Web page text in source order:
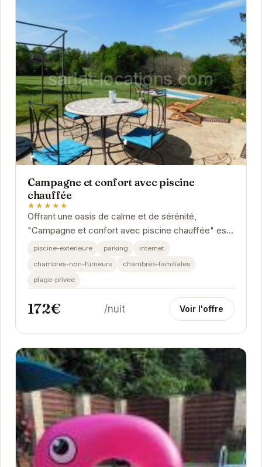
Campagne et confort avec piscine
chauffée
★★★★★
Offrant une oasis de calme et de sérénité,
"Campagne et confort avec piscine chauffée" est
l'endroit idéal pour se détendre et se ressourcer....
piscine-exterieure parking
internet
chambres-non-fumeurs
chambres-familiales
plage-privee
172€ /nuit Voir l'offre